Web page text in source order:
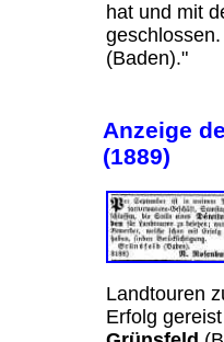
hat und mit
(Baden)."
Anzeige
(1889)
Landtouren
Erfolg